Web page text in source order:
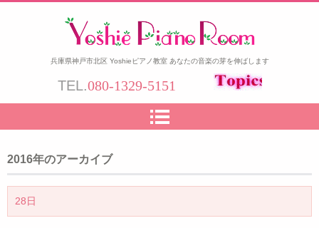
兵庫県神戸市北区 Yoshieピアノ教室 あなたの音楽の芽を伸ばします
TEL.080-1329-5151
2016年のアーカイブ
28日